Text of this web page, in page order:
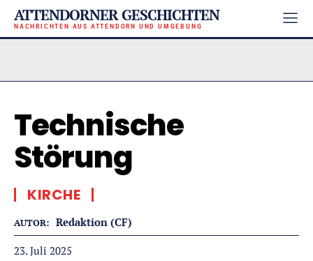
ATTENDORNER GESCHICHTEN
NACHRICHTEN AUS ATTENDORN UND UMGEBUNG
Technische
Störung
KIRCHE
AUTOR: Redaktion (CF)
23. Juli 2025